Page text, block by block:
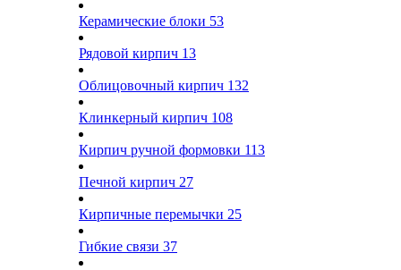
Керамические блоки 53
Рядовой кирпич 13
Облицовочный кирпич 132
Клинкерный кирпич 108
Кирпич ручной формовки 113
Печной кирпич 27
Кирпичные перемычки 25
Гибкие связи 37